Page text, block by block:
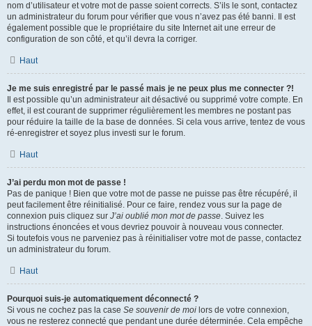
nom d’utilisateur et votre mot de passe soient corrects. S’ils le sont, contactez
un administrateur du forum pour vérifier que vous n’avez pas été banni. Il est
également possible que le propriétaire du site Internet ait une erreur de
configuration de son côté, et qu’il devra la corriger.
Haut
Je me suis enregistré par le passé mais je ne peux plus me connecter ?!
Il est possible qu’un administrateur ait désactivé ou supprimé votre compte. En
effet, il est courant de supprimer régulièrement les membres ne postant pas
pour réduire la taille de la base de données. Si cela vous arrive, tentez de vous
ré-enregistrer et soyez plus investi sur le forum.
Haut
J’ai perdu mon mot de passe !
Pas de panique ! Bien que votre mot de passe ne puisse pas être récupéré, il
peut facilement être réinitialisé. Pour ce faire, rendez vous sur la page de
connexion puis cliquez sur J’ai oublié mon mot de passe. Suivez les
instructions énoncées et vous devriez pouvoir à nouveau vous connecter.
Si toutefois vous ne parveniez pas à réinitialiser votre mot de passe, contactez
un administrateur du forum.
Haut
Pourquoi suis-je automatiquement déconnecté ?
Si vous ne cochez pas la case Se souvenir de moi lors de votre connexion,
vous ne resterez connecté que pendant une durée déterminée. Cela empêche